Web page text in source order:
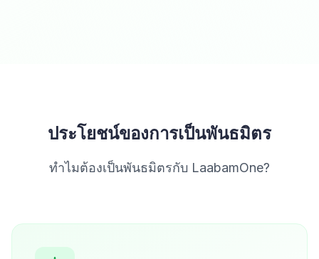
ประโยชน์ของการเป็นพันธมิตร
ทำไมต้องเป็นพันธมิตรกับ LaabamOne?